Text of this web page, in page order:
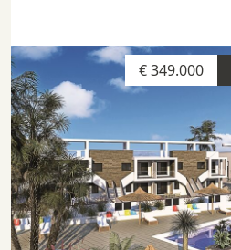
€ 349.000